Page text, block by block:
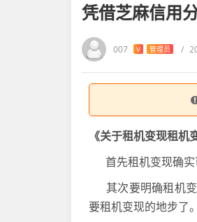
凭借芝麻信用
007 V 管理员 /
《关于租机变现租机
首先租机变现确实
其次要明确租机变
要租机变现的地步了。